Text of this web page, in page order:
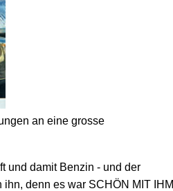
an eine grosse
und damit Benzin - und der
denn es war SCHÖN MIT IHM